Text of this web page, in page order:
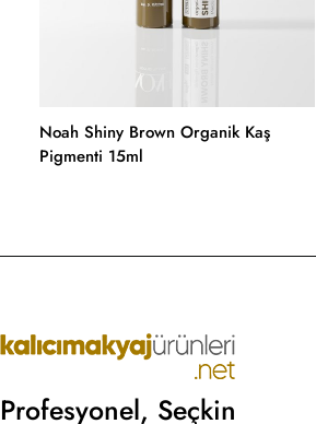
Noah Shiny Brown Organik Kaş
Pigmenti 15ml
Profesyonel, Seçkin